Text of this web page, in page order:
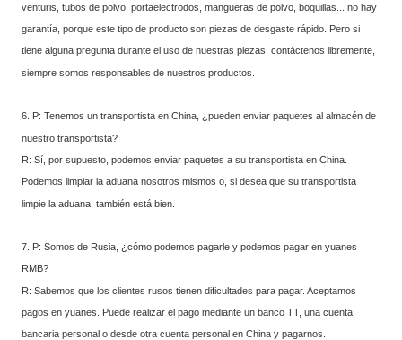
venturis, tubos de polvo, portaelectrodos, mangueras de polvo, boquillas... no hay
garantía, porque este tipo de producto son piezas de desgaste rápido. Pero si
tiene alguna pregunta durante el uso de nuestras piezas, contáctenos libremente,
siempre somos responsables de nuestros productos.
6. P: Tenemos un transportista en China, ¿pueden enviar paquetes al almacén de
nuestro transportista?
R: Sí, por supuesto, podemos enviar paquetes a su transportista en China.
Podemos limpiar la aduana nosotros mismos o, si desea que su transportista
limpie la aduana, también está bien.
7. P: Somos de Rusia, ¿cómo podemos pagarle y podemos pagar en yuanes
RMB?
R: Sabemos que los clientes rusos tienen dificultades para pagar. Aceptamos
pagos en yuanes. Puede realizar el pago mediante un banco TT, una cuenta
bancaria personal o desde otra cuenta personal en China y pagarnos.